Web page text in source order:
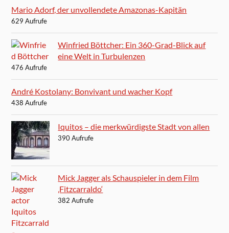
Mario Adorf, der unvollendete Amazonas-Kapitän
629 Aufrufe
Winfried Böttcher: Ein 360-Grad-Blick auf
eine Welt in Turbulenzen
476 Aufrufe
André Kostolany: Bonvivant und wacher Kopf
438 Aufrufe
Iquitos – die merkwürdigste Stadt von allen
390 Aufrufe
Mick Jagger als Schauspieler in dem Film
‚Fitzcarraldo‘
382 Aufrufe